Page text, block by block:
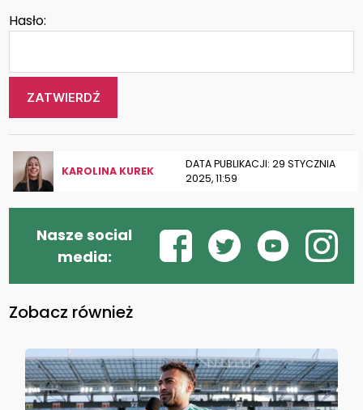
Hasło:
KAROLINA KUREK
DATA PUBLIKACJI: 29 STYCZNIA
2025, 11:59
Nasze social
media:
Zobacz również